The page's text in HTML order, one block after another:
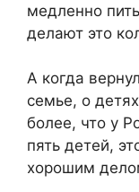
медленно
делают это
А когда
семье, о
более, что у
пять детей,
хорошим